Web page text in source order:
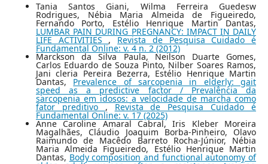
Tania Santos Giani, Wilma Ferreira Guedesw
Rodrigues, Nébia Maria Almeida de Figueiredo,
Fernando Porto, Estélio Henrique Martin Dantas,
LUMBAR PAIN DURING PREGNANCY: IMPACT IN DAILY
LIFE ACTIVITIES,Revista de Pesquisa Cuidado é
Fundamental Online: v. 4 n. 2 (2012)
Marckson da Silva Paula, Neilson Duarte Gomes,
Carlos Eduardo de Souza Pinto, Nilber Soares Ramos,
Jani cleria Pereira Bezerra, Estélio Henrique Martin
Dantas, Prevalence of sarcopenia in elderly: gait
speed as a predictive factor / Prevalência da
sarcopenia em idosos: a velocidade de marcha como
fator preditivo,Revista de Pesquisa Cuidado é
Fundamental Online: v. 17 (2025)
Anne Caroline Amaral Cabral, Iris Kleber Moreira
Magalhães, Cláudio Joaquim Borba-Pinheiro, Olavo
Raimundo de Macêdo Barreto Rocha-Júnior, Nébia
Maria Almeida Figueiredo, Estélio Henrique Martin
Dantas, Body composition and functional autonomy of